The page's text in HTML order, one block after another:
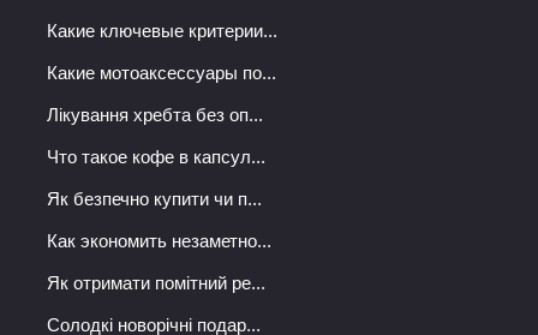
Какие ключевые критерии...
Какие мотоаксессуары по...
Лікування хребта без оп...
Что такое кофе в капсул...
Як безпечно купити чи п...
Как экономить незаметно...
Як отримати помітний ре...
Солодкі новорічні подар...